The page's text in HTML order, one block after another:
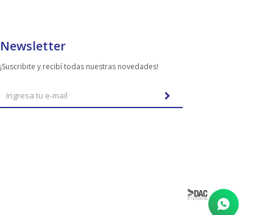
Newsletter
¡Suscribite y recibí todas nuestras novedades!